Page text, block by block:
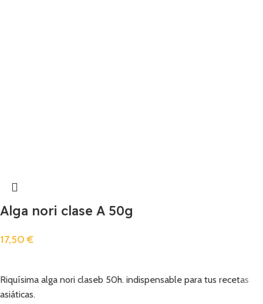
Alga nori clase A 50g
17,50€
Riquísima alga nori claseb 50h. indispensable para tus recetas
asiáticas.